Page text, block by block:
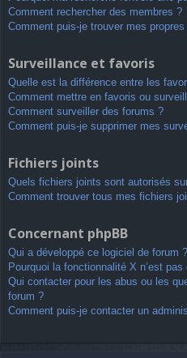
Comment rechercher des membres ?
Comment puis-je trouver mes
Surveillance et favoris
Quelle est la différence entre les
Comment mettre en favoris ou
Comment surveiller des forums ?
Comment puis-je supprimer mes
Fichiers joints
Quels fichiers joints sont autorisés
Comment trouver tous mes fichiers
Concernant phpBB
Qui a développé ce logiciel de forum ?
Pourquoi la fonctionnalité X n’est pas
Qui contacter pour les abus ou les
forum ?
Comment puis-je contacter un